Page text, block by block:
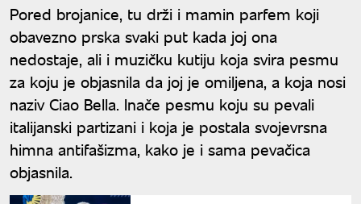
Pored brojanice, tu drži i mamin parfem koji
obavezno prska svaki put kada joj ona
nedostaje, ali i muzičku kutiju koja svira pesmu
za koju je objasnila da joj je omiljena, a koja nosi
naziv Ciao Bella. Inače pesmu koju su pevali
italijanski partizani i koja je postala svojevrsna
himna antifašizma, kako je i sama pevačica
objasnila.